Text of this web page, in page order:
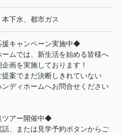
下水、都市ガス
キャンペーン実施中◆
ームでは、新生活を始める皆様へ
画を実施しております！
提案でまだ決断しきれていない
ンディホームへお問合せください
アー開催中◆
話、または見学予約ボタンからご